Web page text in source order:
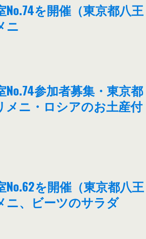
No.74を開催（東京都八王
ニ
参加者募集・東京都
メニ・ロシアのお土産付
No.62を開催（東京都八王
ニ、ビーツのサラダ